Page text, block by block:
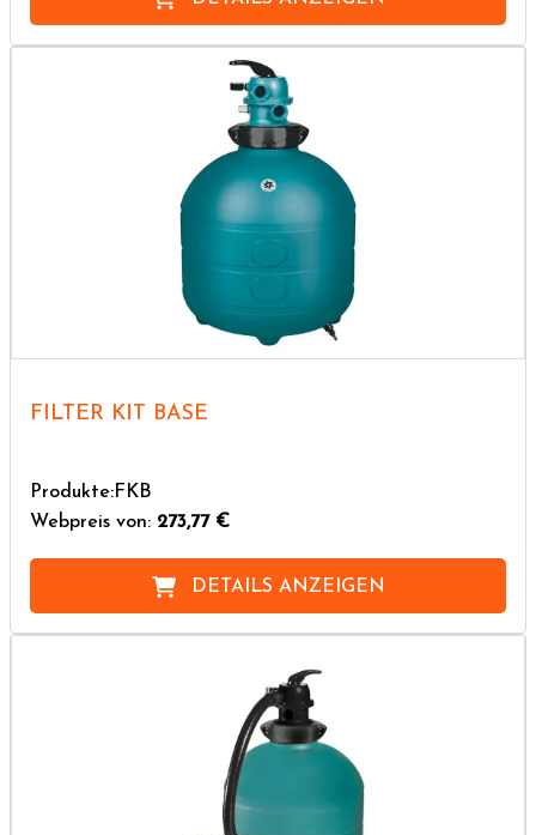
FILTER KIT BASE
Produkte:FKB
Webpreis von: 273,77 €
DETAILS ANZEIGEN